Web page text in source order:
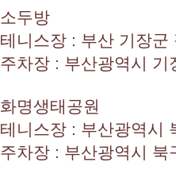
소두방
테니스장 : 부산 기장군
주차장 : 부산광역시
화명생태공원
테니스장 : 부산광역시
주차장 : 부산광역시